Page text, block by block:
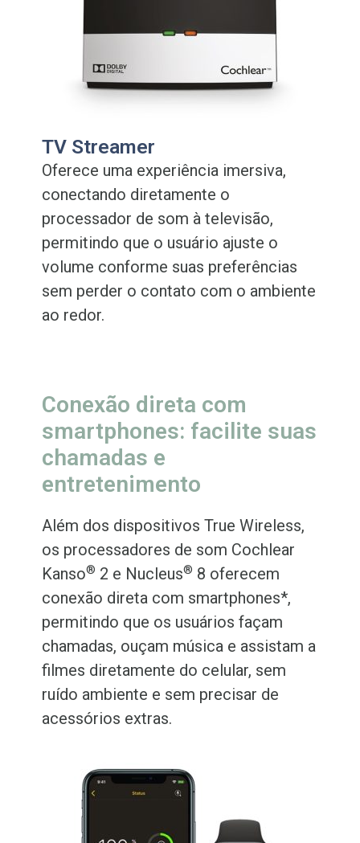
TV Streamer
Oferece uma experiência imersiva,
conectando diretamente o
processador de som à televisão,
permitindo que o usuário ajuste o
volume conforme suas preferências
sem perder o contato com o ambiente
ao redor.
Conexão direta com
smartphones: facilite suas
chamadas e
entretenimento
Além dos dispositivos True Wireless,
os processadores de som Cochlear
Kanso® 2 e Nucleus® 8 oferecem
conexão direta com smartphones*,
permitindo que os usuários façam
chamadas, ouçam música e assistam a
filmes diretamente do celular, sem
ruído ambiente e sem precisar de
acessórios extras.